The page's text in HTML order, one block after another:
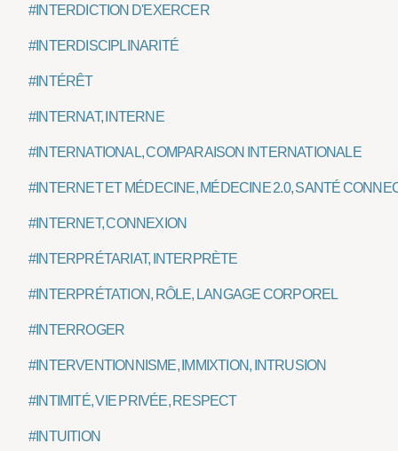
#INTERDICTION D'EXERCER
#INTERDISCIPLINARITÉ
#INTÉRÊT
#INTERNAT, INTERNE
#INTERNATIONAL, COMPARAISON INTERNATIONALE
#INTERNET ET MÉDECINE, MÉDECINE 2.0, SANTÉ
#INTERNET, CONNEXION
#INTERPRÉTARIAT, INTERPRÈTE
#INTERPRÉTATION, RÔLE, LANGAGE CORPOREL
#INTERROGER
#INTERVENTIONNISME, IMMIXTION, INTRUSION
#INTIMITÉ, VIE PRIVÉE, RESPECT
#INTUITION